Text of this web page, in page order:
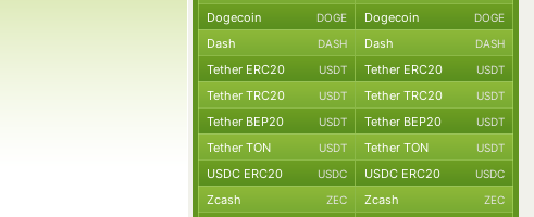
Dogecoin DOGE Dogecoin DOGE
Dash DASH Dash DASH
Tether ERC20 USDT Tether ERC20 USDT
Tether TRC20 USDT Tether TRC20 USDT
Tether BEP20 USDT Tether BEP20 USDT
Tether TON USDT Tether TON USDT
USDC ERC20 USDC USDC ERC20 USDC
Zcash ZEC Zcash ZEC